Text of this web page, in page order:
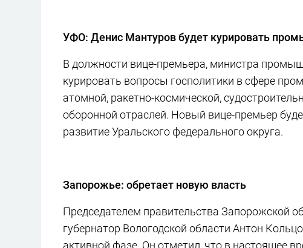
УФО: Денис Мантуров будет курировать
В должности вице-премьера, министра
курировать вопросы госполитики в сфере
атомной, ракетно-космической,
оборонной отраслей. Новый вице-премьер
развитие Уральского федерального округа.
Запорожье: обретает новую власть
Председателем правительства Запорожской
губернатор Вологодской области Антон
активной фазе. Он отметил, что в настоящее